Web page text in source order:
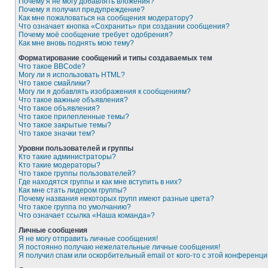
Почему я получил предупреждение?
Как мне пожаловаться на сообщения модератору?
Что означает кнопка «Сохранить» при создании сообщения?
Почему моё сообщение требует одобрения?
Как мне вновь поднять мою тему?
Форматирование сообщений и типы создаваемых тем
Что такое BBCode?
Могу ли я использовать HTML?
Что такое смайлики?
Могу ли я добавлять изображения к сообщениям?
Что такое важные объявления?
Что такое объявления?
Что такое прилепленные темы?
Что такое закрытые темы?
Что такое значки тем?
Уровни пользователей и группы
Кто такие администраторы?
Кто такие модераторы?
Что такое группы пользователей?
Где находятся группы и как мне вступить в них?
Как мне стать лидером группы?
Почему названия некоторых групп имеют разные цвета?
Что такое группа по умолчанию?
Что означает ссылка «Наша команда»?
Личные сообщения
Я не могу отправить личные сообщения!
Я постоянно получаю нежелательные личные сообщения!
Я получил спам или оскорбительный email от кого-то с этой